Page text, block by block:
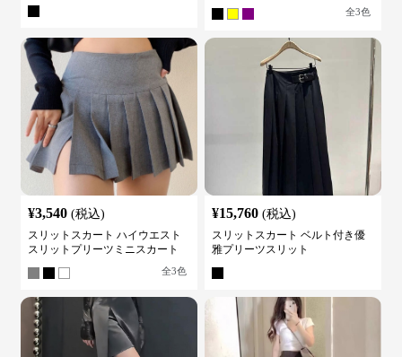
全3色
¥3,540 (税込)
スリットスカート ハイウエスト
スリットプリーツミニスカート
全3色
¥15,760 (税込)
スリットスカート ベルト付き優
雅プリーツスリット